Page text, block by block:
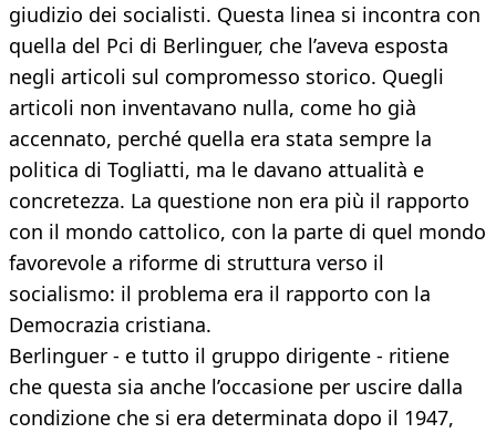
giudizio dei socialisti. Questa linea si incontra con
quella del Pci di Berlinguer, che l’aveva esposta
negli articoli sul compromesso storico. Quegli
articoli non inventavano nulla, come ho già
accennato, perché quella era stata sempre la
politica di Togliatti, ma le davano attualità e
concretezza. La questione non era più il rapporto
con il mondo cattolico, con la parte di quel mondo
favorevole a riforme di struttura verso il
socialismo: il problema era il rapporto con la
Democrazia cristiana.
Berlinguer - e tutto il gruppo dirigente - ritiene
che questa sia anche l’occasione per uscire dalla
condizione che si era determinata dopo il 1947,